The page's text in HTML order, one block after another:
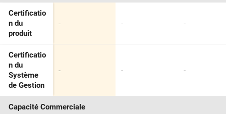
Certificatio
n du
produit
- - -
Certificatio
n du
Système
de Gestion
- - -
Capacité Commerciale